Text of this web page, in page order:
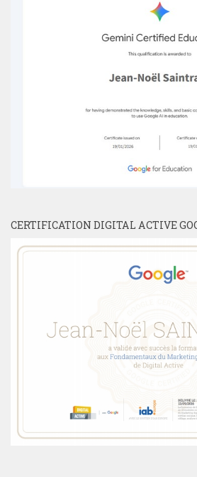
CERTIFICATION DIGITAL ACTIVE